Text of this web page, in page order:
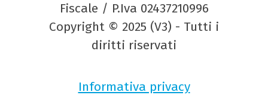
Fiscale / P.Iva 02437210996
Copyright © 2025 (V3) - Tutti i
diritti riservati
Informativa privacy